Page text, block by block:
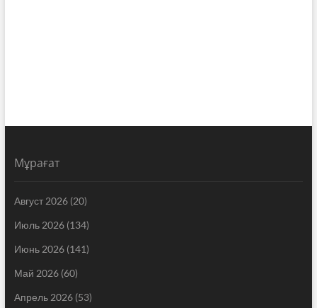
Мұрағат
Август 2026(20)
Июль 2026(134)
Июнь 2026(141)
Май 2026(60)
Апрель 2026(53)